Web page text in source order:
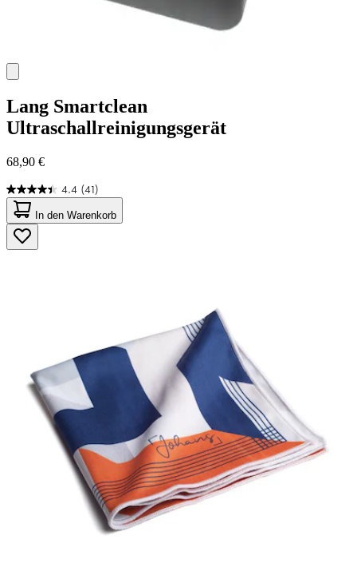
Lang Smartclean
Ultraschallreinigungsgerät
68,90 €
4.4 (41)
4.4
von
5
Sternen.
41
In den Warenkorb